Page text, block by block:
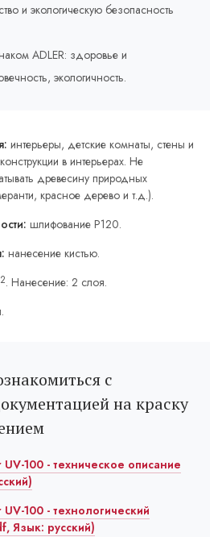
и экологическую безопасность
ADLER: здоровье и
экологичность.
интерьеры, детские комнаты, стены и
в интерьерах. Не
древесину природных
красное дерево и т.д.).
шлифование P120.
нанесение кистью.
2. Нанесение: 2 слоя.
с
на краску
100 - техническое описание
100 - технологический
Язык: русский)